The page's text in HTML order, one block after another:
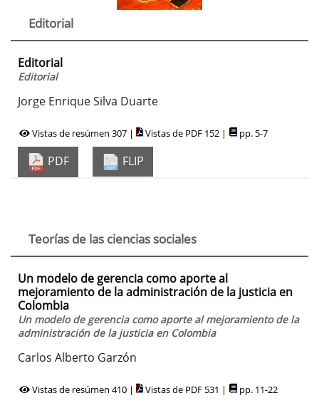
Editorial
Editorial
Editorial
Jorge Enrique Silva Duarte
Vistas de resúmen 307 | Vistas de PDF 152 | pp. 5-7
PDF FLIP
Teorías de las ciencias sociales
Un modelo de gerencia como aporte al
mejoramiento de la administración de la justicia en
Colombia
Un modelo de gerencia como aporte al mejoramiento de la
administración de la justicia en Colombia
Carlos Alberto Garzón
Vistas de resúmen 410 | Vistas de PDF 531 | pp. 11-22